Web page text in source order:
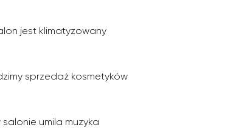
jest klimatyzowany
sprzedaż kosmetyków
salonie umila muzyka